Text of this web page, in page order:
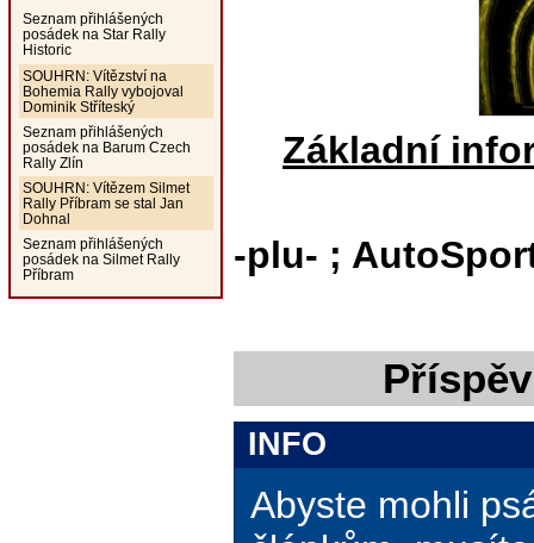
Seznam přihlášených
posádek na Star Rally
Historic
SOUHRN: Vítězství na
Bohemia Rally vybojoval
Dominik Stříteský
Seznam přihlášených
posádek na Barum Czech
Rally Zlín
SOUHRN: Vítězem Silmet
Rally Příbram se stal Jan
Dohnal
Seznam přihlášených
posádek na Silmet Rally
Příbram
Základní
-plu- ;
INFO
Abyste mohli